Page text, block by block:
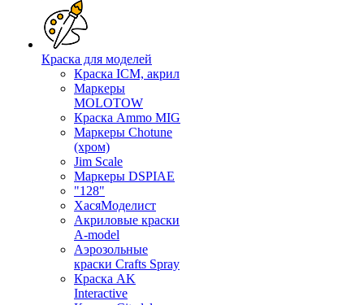
Краска для моделей
Краска ICM, акрил
Маркеры
MOLOTOW
Краска Ammo MIG
Маркеры Chotune
(хром)
Jim Scale
Маркеры DSPIAE
"128"
ХасяМоделист
Акриловые краски
A-model
Аэрозольные
краски Crafts Spray
Краска AK
Interactive